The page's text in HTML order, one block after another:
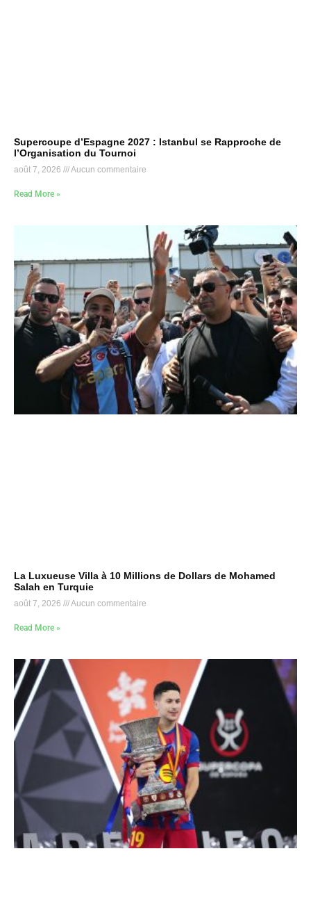
Supercoupe d’Espagne 2027 : Istanbul se Rapproche de
l’Organisation du Tournoi
août 7, 2026 Aucun commentaire
Read More »
La Luxueuse Villa à 10 Millions de Dollars de Mohamed
Salah en Turquie
août 7, 2026 Aucun commentaire
Read More »